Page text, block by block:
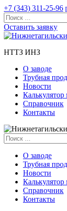
+7 (343) 311-25-96
Оставить заявку
НТТЗ ИНЗ
О заводе
Трубная
Новости
Калькулятор
Справочник
Контакты
О заводе
Трубная
Новости
Калькулятор
Справочник
Контакты